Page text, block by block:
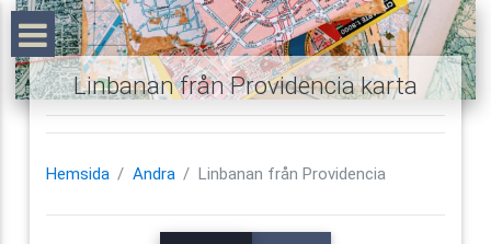
Linbanan från Providencia karta
Hemsida Andra Linbanan från Providencia